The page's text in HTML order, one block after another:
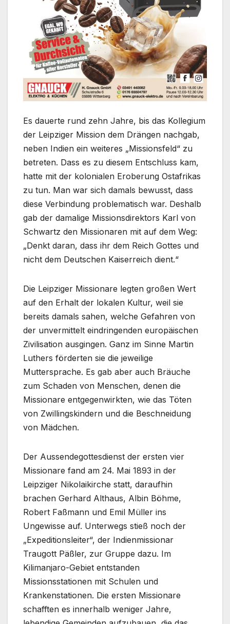
Es dauerte rund zehn Jahre, bis das Kollegium
der Leipziger Mission dem Drängen nachgab,
neben Indien ein weiteres „Missionsfeld“ zu
betreten. Dass es zu diesem Entschluss kam,
hatte mit der kolonialen Eroberung Ostafrikas
zu tun. Man war sich damals bewusst, dass
diese Verbindung problematisch war. Deshalb
gab der damalige Missionsdirektors Karl von
Schwartz den Missionaren mit auf dem Weg:
„Denkt daran, dass ihr dem Reich Gottes und
nicht dem Deutschen Kaiserreich dient.“
Die Leipziger Missionare legten großen Wert
auf den Erhalt der lokalen Kultur, weil sie
bereits damals sahen, welche Gefahren von
der unvermittelt eindringenden europäischen
Zivilisation ausgingen. Ganz im Sinne Martin
Luthers förderten sie die jeweilige
Muttersprache. Es gab aber auch Bräuche
zum Schaden von Menschen, denen die
Missionare entgegenwirkten, wie das Töten
von Zwillingskindern und die Beschneidung
von Mädchen.
Der Aussendegottesdienst der ersten vier
Missionare fand am 24. Mai 1893 in der
Leipziger Nikolaikirche statt, daraufhin
brachen Gerhard Althaus, Albin Böhme,
Robert Faßmann und Emil Müller ins
Ungewisse auf. Unterwegs stieß noch der
„Expeditionsleiter“, der Indienmissionar
Traugott Päßler, zur Gruppe dazu. Im
Kilimanjaro-Gebiet entstanden
Missionsstationen mit Schulen und
Krankenstationen. Die ersten Missionare
schafften es innerhalb weniger Jahre,